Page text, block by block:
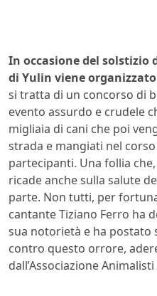
In occasione del solstizio
di Yulin viene
si tratta di un concorso di
evento assurdo e crudele
migliaia di cani che poi
strada e mangiati nel
partecipanti. Una follia
ricade anche sulla salute
parte. Non tutti, per
cantante Tiziano Ferro ha
sua notorietà e ha postato
contro questo orrore,
dall’Associazione